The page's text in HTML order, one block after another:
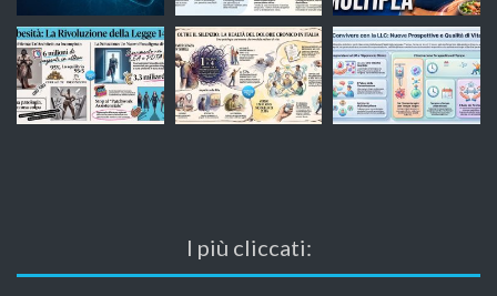
I più cliccati: